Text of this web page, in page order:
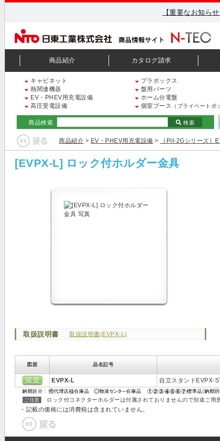
【重要なお知ら
商品紹介 カタログ請求
キャビネット
プラボックス
熱関連機器
盤用パーツ
EV・PHEV用充電設備
ホーム分電盤
高圧受電設備
個室ブース （プライベートボ
商品検索 検索
商品紹介 > EV・PHEV用充電設備 > ［Pit-2Gシリーズ］
[EVPX-L] ロック付ホルダー金具
取扱説明書 取扱説明書(EVPX-L)
図面 品名記号
EVPX-L 自立スタンドEVPX-
ご注意 ロック付コネクターホルダーは付属されておりませんので別途ご用
・記載の価格には消費税は含まれていません。